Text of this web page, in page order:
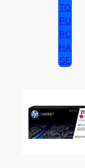
TO
PU
RC
HA
SE